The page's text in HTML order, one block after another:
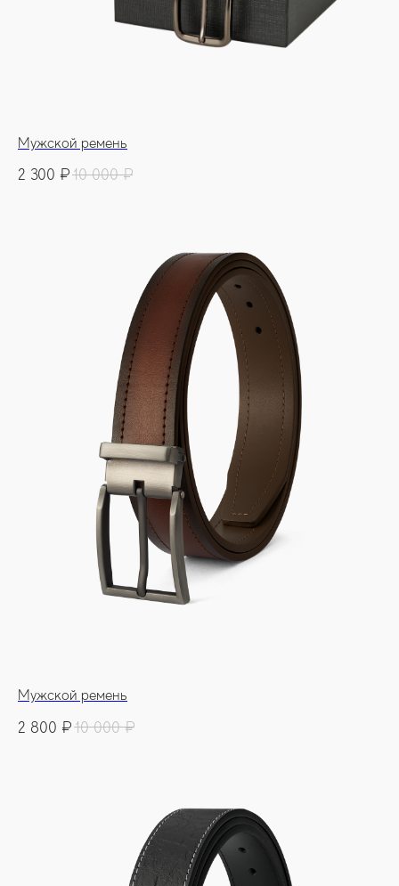
Мужской ремень
2 300 ₽ 10 000 ₽
Мужской ремень
2 800 ₽ 10 000 ₽